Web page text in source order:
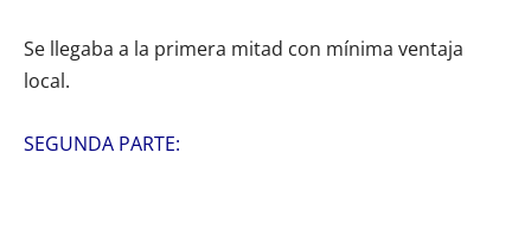
Se llegaba a la primera mitad con mínima ventaja
local.
SEGUNDA PARTE: